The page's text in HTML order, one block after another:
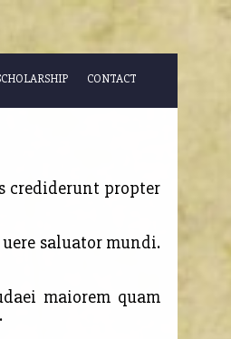
CONTACT
crediderunt propter
saluator mundi.
maiorem quam